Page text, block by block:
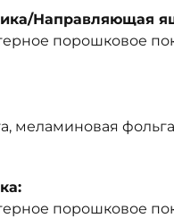
Направляющая
порошковое
меламиновая фольга
порошковое